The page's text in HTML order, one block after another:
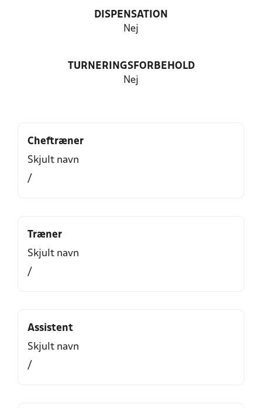
DISPENSATION
Nej
TURNERINGSFORBEHOLD
Nej
Cheftræner
Skjult navn
/
Træner
Skjult navn
/
Assistent
Skjult navn
/